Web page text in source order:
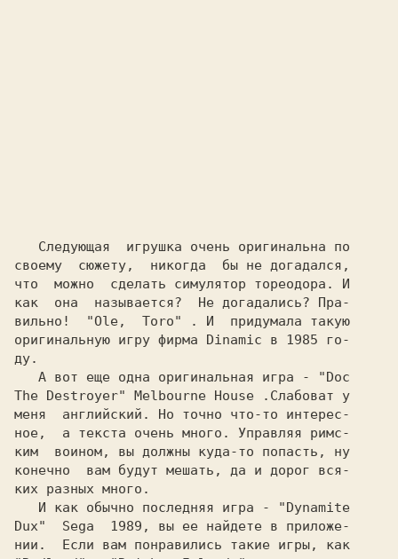
своему  сюжету,  никогда  бы не догадался,
что  можно  сделать симулятор тореодора. И
как  она  называется?  Не догадались? Пра-
вильно!
"Ole,  Toro"
. И  придумала такую
оригинальную игру фирма Dinamic в 1985 го-
ду.
   А вот еще одна оригинальная игра -
"Doc
The Destroyer" Melbourne House
.Слабоват у
меня  английский. Но точно что-то интерес-
ное,  а текста очень много. Управляя римс-
ким  воином, вы должны куда-то попасть, ну
конечно  вам будут мешать, да и дорог вся-
ких разных много.
   И как обычно последняя игра -
"Dynamite
Dux"  Sega 1989, вы ее найдете в приложе-